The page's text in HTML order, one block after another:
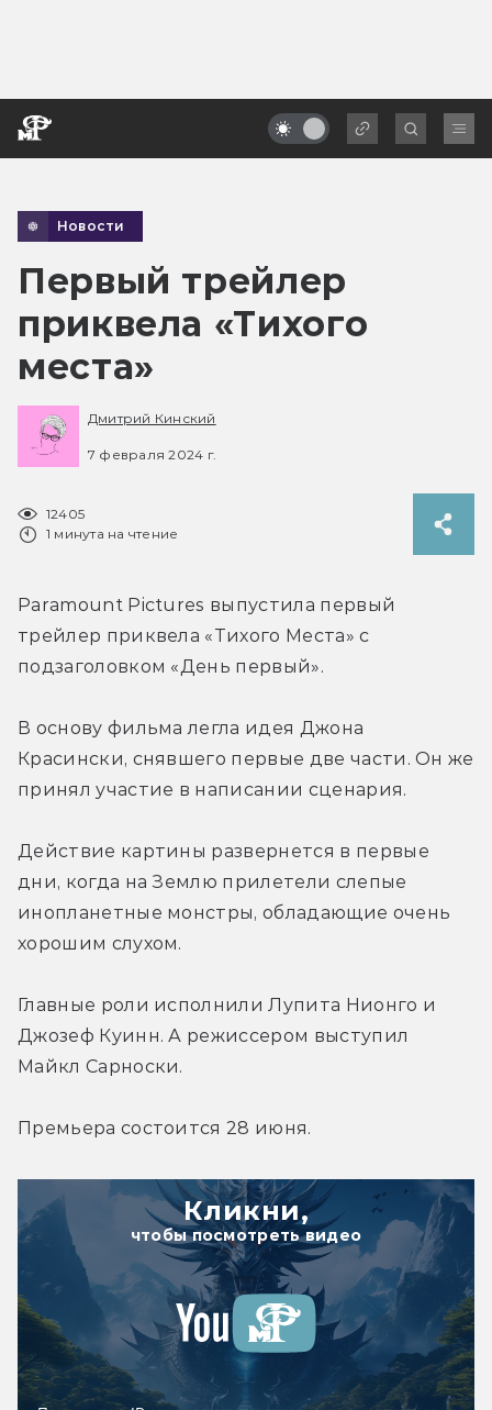
Новости
Первый трейлер
приквела «Тихого
места»
Дмитрий Кинский
7 февраля 2024 г.
12405
1 минута на чтение
Paramount Pictures выпустила первый
трейлер приквела «Тихого Места» с
подзаголовком «День первый».
В основу фильма легла идея Джона
Красински, снявшего первые две части. Он же
принял участие в написании сценария.
Действие картины развернется в первые
дни, когда на Землю прилетели слепые
инопланетные монстры, обладающие очень
хорошим слухом.
Главные роли исполнили Лупита Нионго и
Джозеф Куинн. А режиссером выступил
Майкл Сарноски.
Премьера состоится 28 июня.
Кликни,
чтобы посмотреть видео